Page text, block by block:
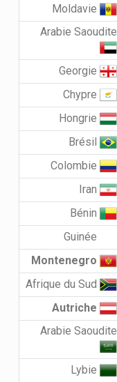
Moldavie
Arabie Saoudite
Georgie
Chypre
Hongrie
Brésil
Colombie
Iran
Bénin
Guinée
Montenegro
Afrique du Sud
Autriche
Arabie Saoudite
Lybie